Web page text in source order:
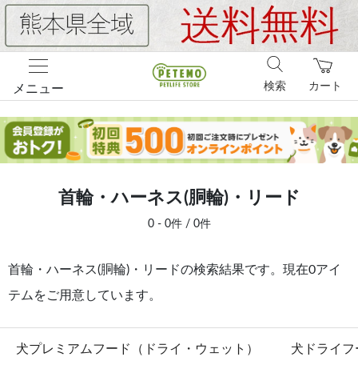
メニュー カート
検索
首輪・ハーネス(胴輪)・リード
0 - 0件 / 0件
首輪・ハーネス(胴輪)・リードの検索結果です。現在0アイ
テムをご用意しています。
犬プレミアムフード（ドライ・ウェット） 犬ドライフ